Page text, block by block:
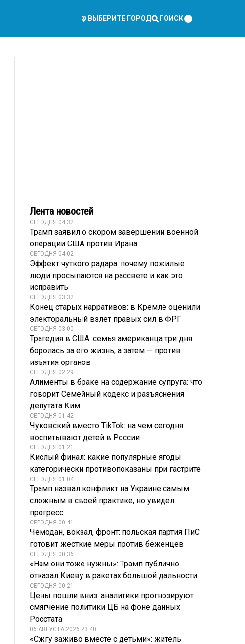
ВЫБЕРИТЕ ГОРОД ПОИСК
Лента новостей
СЕГОДНЯ 04:32
Трамп заявил о скором завершении военной
операции США против Ирана
СЕГОДНЯ 04:02
Эффект чуткого радара: почему пожилые
люди просыпаются на рассвете и как это
исправить
СЕГОДНЯ 03:32
Конец старых нарративов: в Кремле оценили
электоральный взлет правых сил в ФРГ
СЕГОДНЯ 03:00
Трагедия в США: семья американца три дня
боролась за его жизнь, а затем — против
изъятия органов
СЕГОДНЯ 02:29
Алименты в браке на содержание супруга: что
говорит Семейный кодекс и разъяснения
депутата Ким
СЕГОДНЯ 01:42
Чуковский вместо TikTok: на чем сегодня
воспитывают детей в России
СЕГОДНЯ 01:21
Кислый финал: какие популярные ягоды
категорически противопоказаны при гастрите
СЕГОДНЯ 01:04
Трамп назвал конфликт на Украине самым
сложным в своей практике, но увидел
прогресс
СЕГОДНЯ 00:41
Чемодан, вокзал, фронт: польская партия ПиС
готовит жесткие меры против беженцев
СЕГОДНЯ 00:36
«Нам они тоже нужны»: Трамп публично
отказал Киеву в ракетах большой дальности
СЕГОДНЯ 00:21
Цены пошли вниз: аналитики прогнозируют
смягчение политики ЦБ на фоне данных
Росстата
06 АВГУСТА 2026 23:40
«Сжгу заживо вместе с детьми»: житель